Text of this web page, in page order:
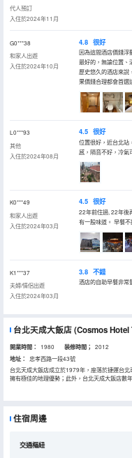
代人預訂
入住於2024年11月
G0***38
和家人出遊
入住於2024年10月
4.8 很好
因為這間酒店價錢浮
最好的，無論位置、
歷史悠久的酒店來說
果價錢合理都會首選
L0***93
其他
入住於2024年08月
4.5 很好
位置很好，近台北站
感，隔音不好，冷氣
K0***49
和家人出遊
入住於2024年03月
4.5 很好
22年前住過, 22年後
有一股味道。 早餐
K1***37
夫婦/情侶出遊
入住於2024年03月
3.8 不錯
酒店的自助早餐非常
台北天成大飯店(Cosmos Hotel
開業時間： 1980 装修時間； 2012
地址：
忠孝西路一段43號
台北天成大飯店成立於1979年，座落於捷運台
擁有極佳的地理優勢；此外，台北天成大飯店數
獲國際旅客、商務人士的青睞，更是許多機關
住宿周邊
交通樞紐